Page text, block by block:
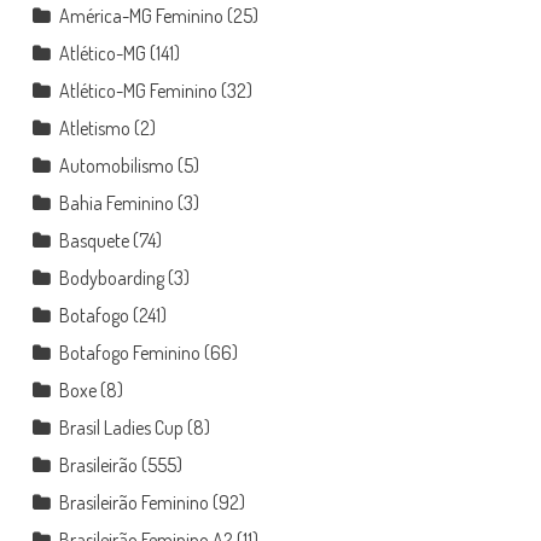
América-MG Feminino (25)
Atlético-MG (141)
Atlético-MG Feminino (32)
Atletismo (2)
Automobilismo (5)
Bahia Feminino (3)
Basquete(74)
Bodyboarding(3)
Botafogo (241)
Botafogo Feminino (66)
Boxe(8)
Brasil Ladies Cup (8)
Brasileirão (555)
Brasileirão Feminino (92)